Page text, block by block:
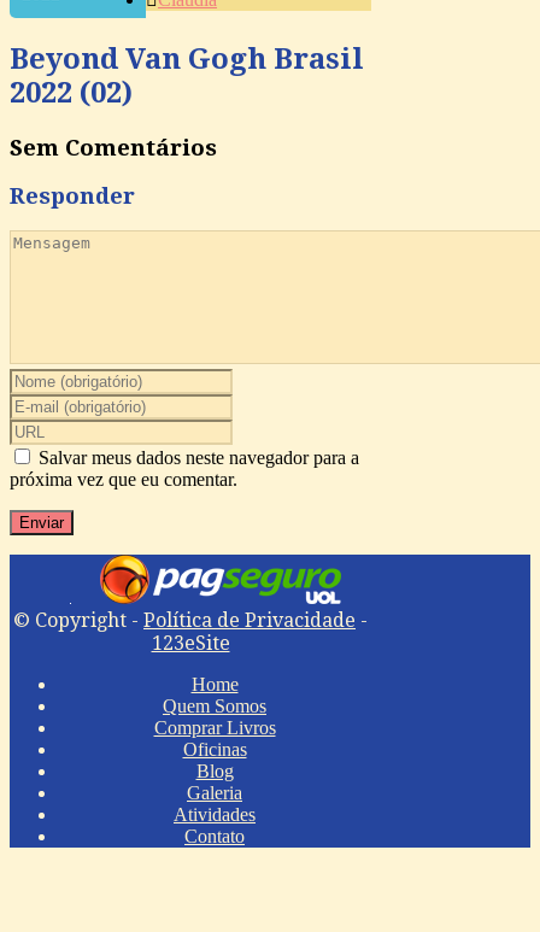
Beyond Van Gogh Brasil
2022 (02)
Sem Comentários
Responder
Salvar meus dados neste navegador para a
próxima vez que eu comentar.
© Copyright - Política de Privacidade -
123eSite
Home
Quem Somos
Comprar Livros
Oficinas
Blog
Galeria
Atividades
Contato